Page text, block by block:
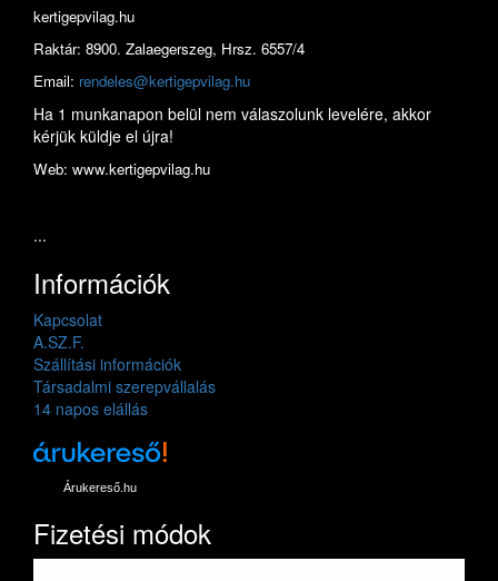
kertigepvilag.hu
Raktár: 8900. Zalaegerszeg, Hrsz. 6557/4
Email: rendeles@kertigepvilag.hu
Ha 1 munkanapon belül nem válaszolunk levelére, akkor
kérjük küldje el újra!
Web: www.kertigepvilag.hu
...
Információk
Kapcsolat
A.SZ.F.
Szállítási információk
Társadalmi szerepvállalás
14 napos elállás
Árukereső.hu
Fizetési módok